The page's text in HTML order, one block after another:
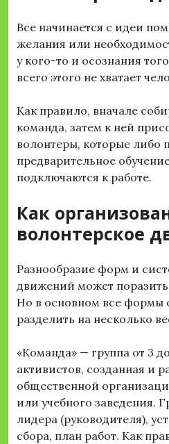
Все начинается с идеи
желания или
у кого-то и осознания
всего этого не хватает
Как правило, вначале
команда, затем к ней
волонтеры, которые либо
предварительное
подключаются к работе.
Как
волонтерское
Разнообразие форм и
движений может
Но в основном все формы
разделить на несколько
«Команда» — группа от 3
активистов, созданная и
общественной
или учебного заведения.
лидера (руководителя),
сбора, план работ. Как